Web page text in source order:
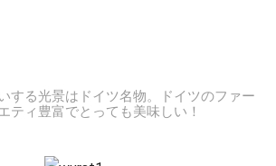
する光景はドイツ名物。ドイツのファー
ティ豊富でとっても美味しい！